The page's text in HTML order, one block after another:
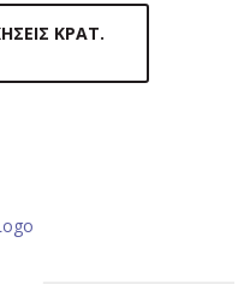
ΚΡΑΤ.